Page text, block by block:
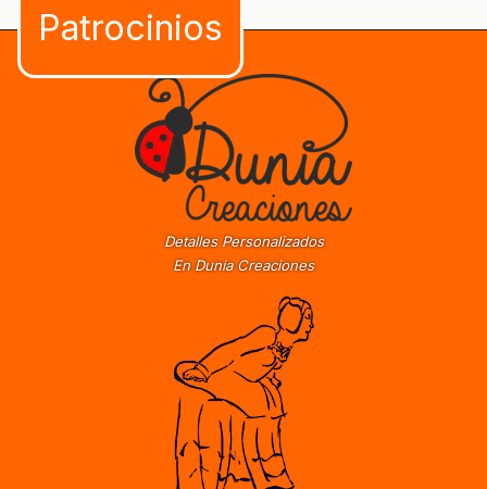
Detalles Personalizados
En Dunia Creaciones